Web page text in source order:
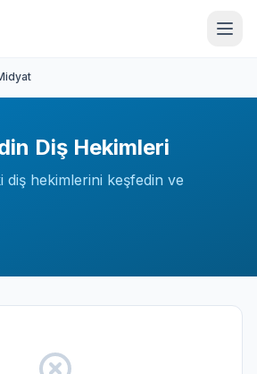
Diş Hekimleri
diş hekimlerini keşfedin ve